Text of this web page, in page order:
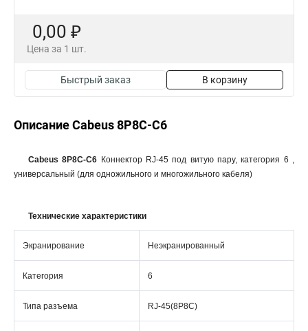
0,00 ₽
Цена за 1 шт.
Быстрый заказ В корзину
Описание Cabeus 8P8C-C6
Cabeus 8P8C-C6 Коннектор RJ-45 под витую пару, категория 6 ,
универсальный (для одножильного и многожильного кабеля)
Технические характеристики
Экранирование Неэкранированный
Категория 6
Типа разъема RJ-45(8P8C)